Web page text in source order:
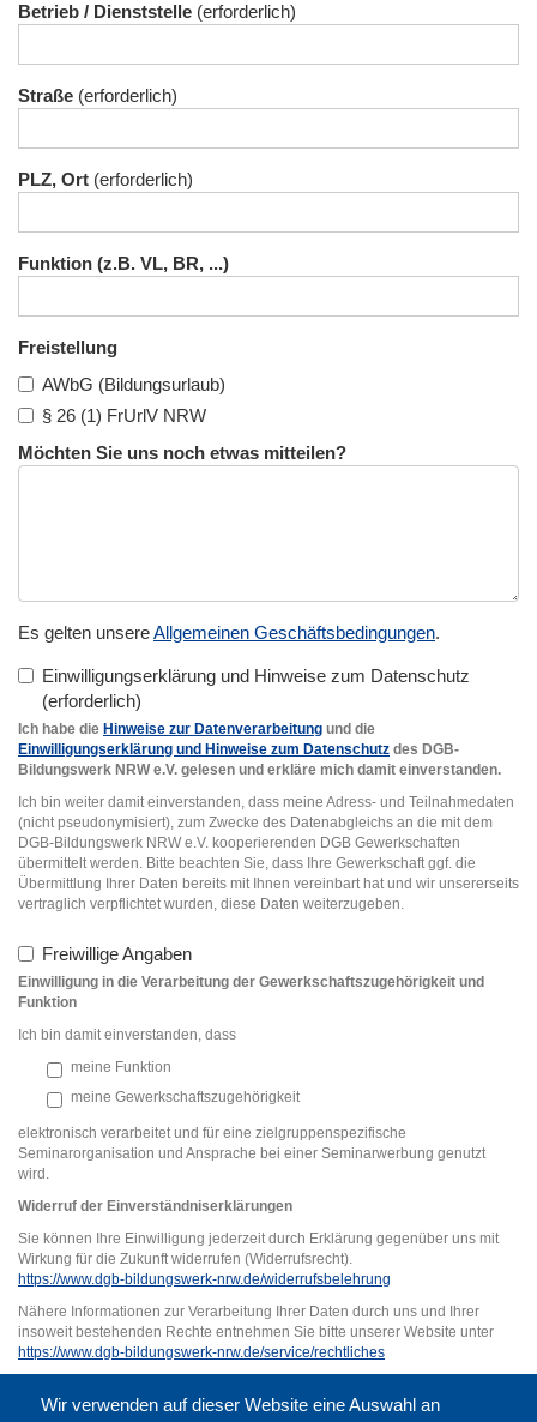
Betrieb / Dienststelle
Straße
PLZ, Ort
Funktion (z.B. VL, BR, ...)
Freistellung
AWbG (Bildungsurlaub)
§ 26 (1) FrUrlV NRW
Möchten Sie uns noch etwas mitteilen?
Es gelten unsereAllgemeinen Geschäftsbedingungen.
Einwilligungserklärung und Hinweise zum Datenschutz
Ich habe die Hinweise zur Datenverarbeitung und die
Einwilligungserklärung und Hinweise zum Datenschutz des DGB-
Bildungswerk NRW e.V. gelesen und erkläre mich damit einverstanden.
Ich bin weiter damit einverstanden, dass meine Adress- und Teilnahmedaten
(nicht pseudonymisiert), zum Zwecke des Datenabgleichs an die mit dem
DGB-Bildungswerk NRW e.V. kooperierenden DGB Gewerkschaften
übermittelt werden. Bitte beachten Sie, dass Ihre Gewerkschaft ggf. die
Übermittlung Ihrer Daten bereits mit Ihnen vereinbart hat und wir unsererseits
vertraglich verpflichtet wurden, diese Daten weiterzugeben.
Freiwillige Angaben
Einwilligung in die Verarbeitung der Gewerkschaftszugehörigkeit und
Funktion
Ich bin damit einverstanden, dass
meine Funktion
meine Gewerkschaftszugehörigkeit
elektronisch verarbeitet und für eine zielgruppenspezifische
Seminarorganisation und Ansprache bei einer Seminarwerbung genutzt
wird.
Widerruf der Einverständniserklärungen
Sie können Ihre Einwilligung jederzeit durch Erklärung gegenüber uns mit
Wirkung für die Zukunft widerrufen (Widerrufsrecht).
https://www.dgb-bildungswerk-nrw.de/widerrufsbelehrung
Nähere Informationen zur Verarbeitung Ihrer Daten durch uns und Ihrer
insoweit bestehenden Rechte entnehmen Sie bitte unserer Website unter
https://www.dgb-bildungswerk-nrw.de/service/rechtliches
VORSCHAU
Wir verwenden auf dieser Website eine Auswahl an